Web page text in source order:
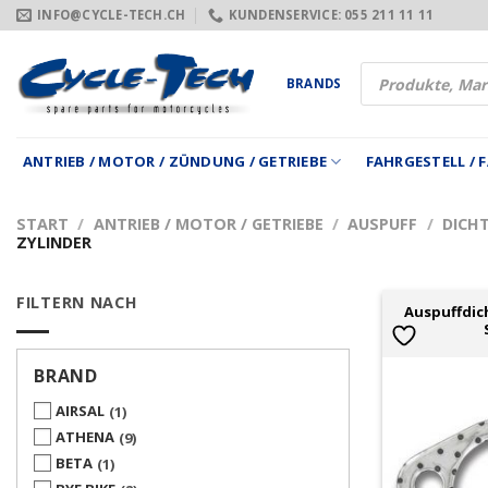
Zum
Inhalt
springen
INFO@CYCLE-TECH.CH KUNDENSERVICE: 055 211 11 11
BRANDS
Products
search
ANTRIEB / MOTOR / ZÜNDUNG / GETRIEBE FAHRGESTELL /
START / ANTRIEB / MOTOR / GETRIEBE / AUSPUFF /
ZYLINDER
FILTERN NACH
BRAND
AIRSAL 1
ATHENA 9
BETA 1